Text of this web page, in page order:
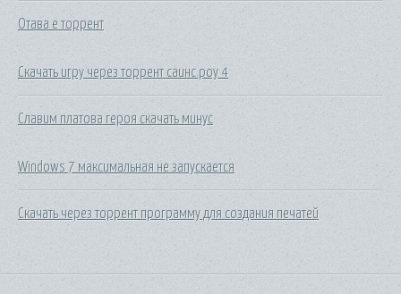
Отава е торрент
Скачать игру через торрент саинс роу 4
Славим платова героя скачать минус
Windows 7 максимальная не запускается
Скачать через торрент программу для создания печатей